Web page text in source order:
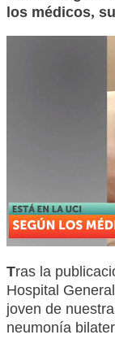
los médicos,
Tras la
Hospital
joven de
neumonía